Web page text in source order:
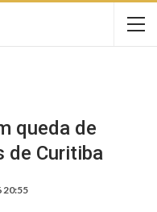
queda de
de Curitiba
20:55